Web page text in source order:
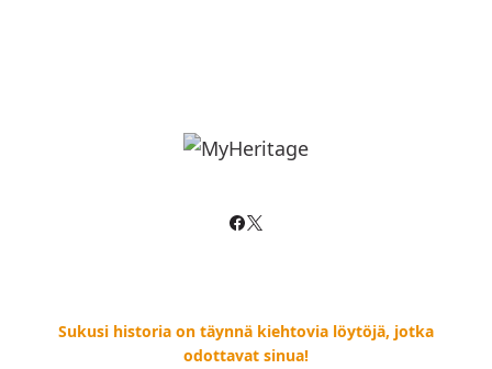
Sukusi historia on täynnä kiehtovia löytöjä, jotka
odottavat sinua!